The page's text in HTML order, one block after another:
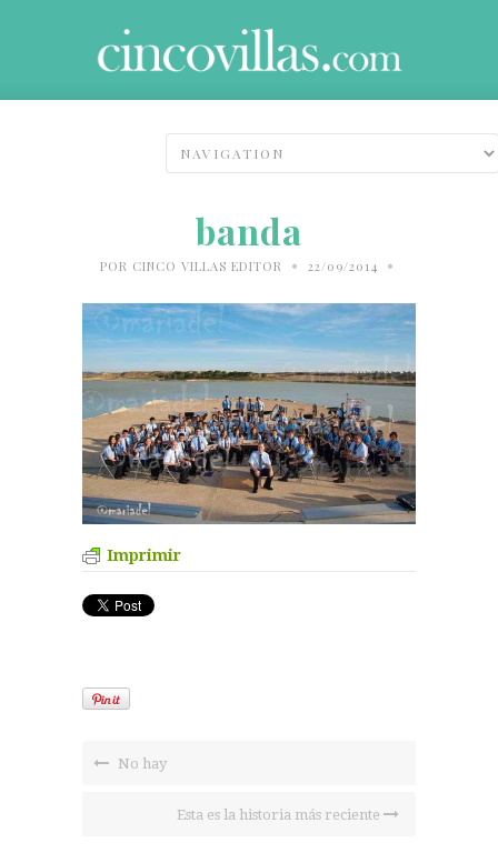
banda
POR CINCO VILLAS EDITOR • 22/09/2014 •
Imprimir
No hay
Esta es la historia más reciente